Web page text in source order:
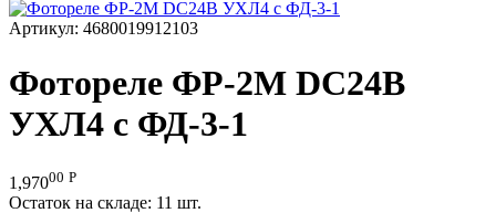
Артикул: 4680019912103
Фотореле ФР-2М DC24В
УХЛ4 с ФД-3-1
1,97000 Р
Остаток на складе: 11 шт.